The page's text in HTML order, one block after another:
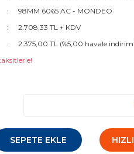
98MM 6065 AC - MONDEO
2.708,33 TL + KDV
2.375,00 TL (%5,00 havale
SEPETE EKLE